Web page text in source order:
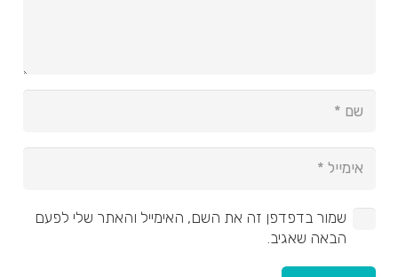
שמור בדפדפן זה את השם, האימייל והאתר שלי לפעם
הבאה שאגיב.